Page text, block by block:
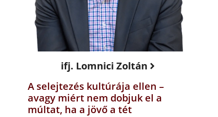
ifj. Lomnici Zoltán
A selejtezés kultúrája ellen –
avagy miért nem dobjuk el a
múltat, ha a jövő a tét